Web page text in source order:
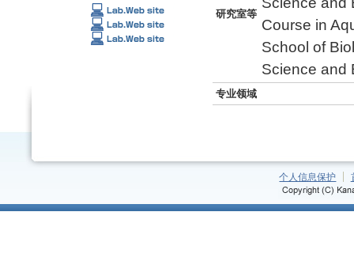
研究室等
Course in
School of
Science and
专业领域
个人信息保护